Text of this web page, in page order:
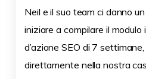
Neil e il suo team ci danno
iniziare a compilare il modulo
d’azione SEO di 7
direttamente nella nostra